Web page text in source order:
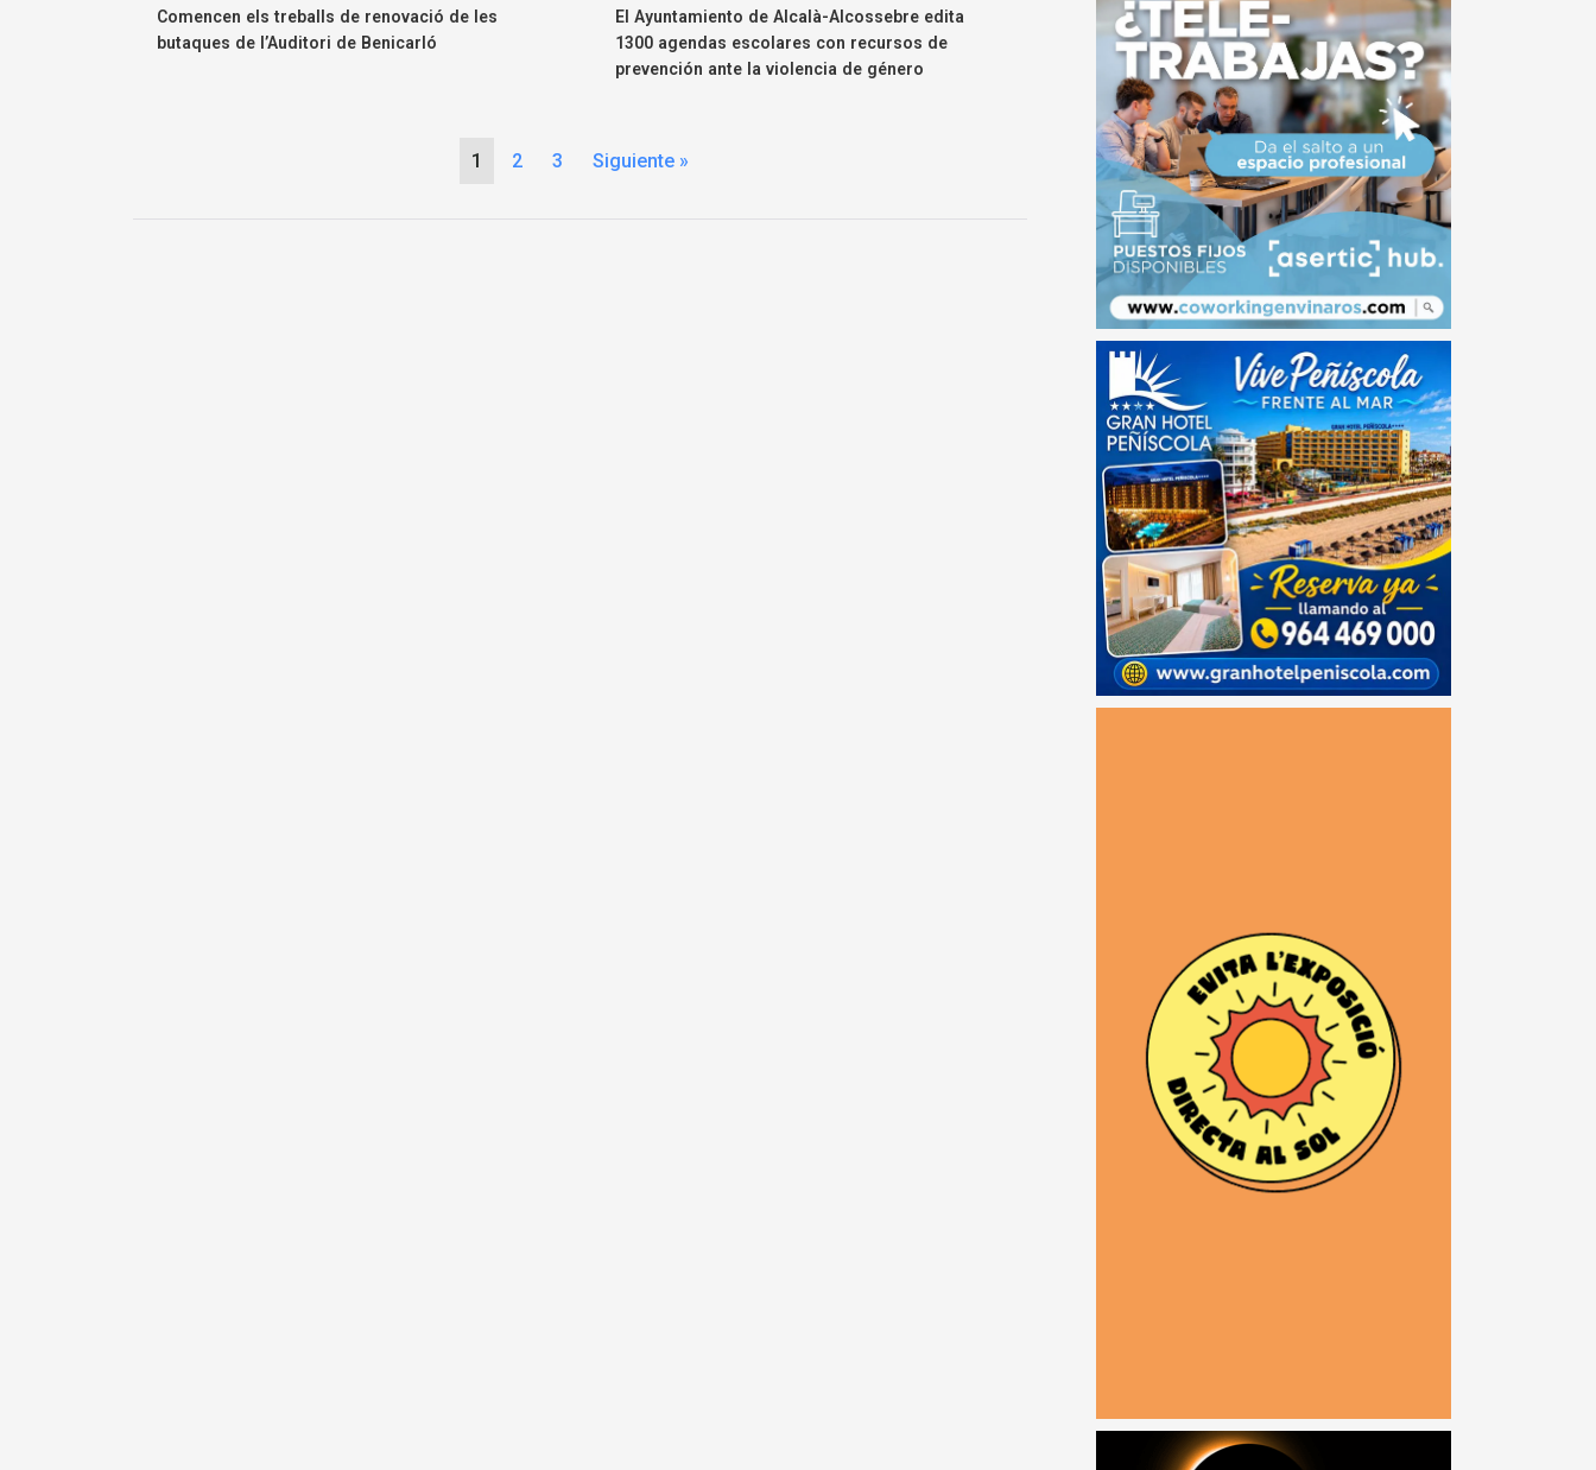
Comencen els treballs de renovació de les
butaques de l’Auditori de Benicarló
El Ayuntamiento de Alcalà-Alcossebre edita
1300 agendas escolares con recursos de
prevención ante la violencia de género
1 2 3 Siguiente »